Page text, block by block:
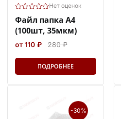
Нет оценок
Файл папка А4
(100шт, 35мкм)
от 110 ₽ 280 ₽
ПОДРОБНЕЕ
-30%